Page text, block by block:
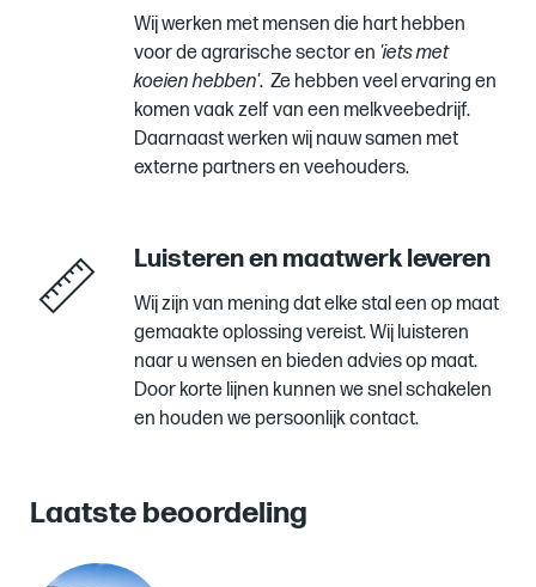
Wij werken met mensen die hart hebben
voor de agrarische sector en 'iets met
koeien hebben'. Ze hebben veel ervaring en
komen vaak zelf van een melkveebedrijf.
Daarnaast werken wij nauw samen met
externe partners en veehouders.
Luisteren en maatwerk leveren
Wij zijn van mening dat elke stal een op maat
gemaakte oplossing vereist. Wij luisteren
naar u wensen en bieden advies op maat.
Door korte lijnen kunnen we snel schakelen
en houden we persoonlijk contact.
Laatste beoordeling